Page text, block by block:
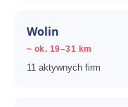
Wolin
~ ok. 19–31 km
11 aktywnych firm